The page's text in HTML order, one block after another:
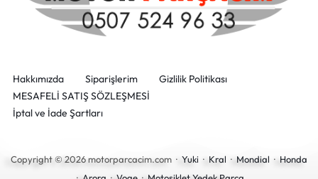
Hakkımızda Siparişlerim
Gizlilik Politikası
MESAFELİ SATIŞ SÖZLEŞMESİ
İptal ve İade Şartları
Copyright © 2026 motorparcacim.com · Yuki · Kral · Mondial · Honda